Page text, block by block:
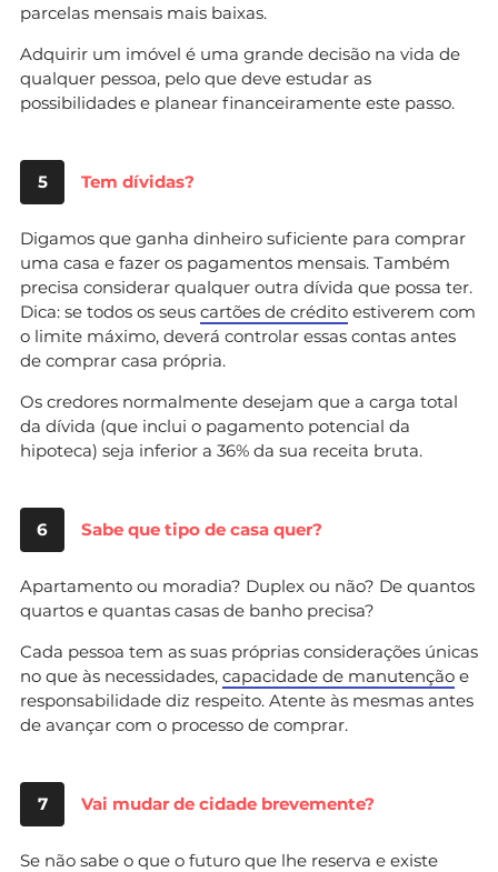
parcelas mensais mais baixas.
Adquirir um imóvel é uma grande decisão na vida de
qualquer pessoa, pelo que deve estudar as
possibilidades e planear financeiramente este passo.
5 Tem dívidas?
Digamos que ganha dinheiro suficiente para comprar
uma casa e fazer os pagamentos mensais. Também
precisa considerar qualquer outra dívida que possa ter.
Dica: se todos os seus cartões de crédito estiverem com
o limite máximo, deverá controlar essas contas antes
de comprar casa própria.
Os credores normalmente desejam que a carga total
da dívida (que inclui o pagamento potencial da
hipoteca) seja inferior a 36% da sua receita bruta.
6 Sabe que tipo de casa quer?
Apartamento ou moradia? Duplex ou não? De quantos
quartos e quantas casas de banho precisa?
Cada pessoa tem as suas próprias considerações únicas
no que às necessidades, capacidade de manutenção e
responsabilidade diz respeito. Atente às mesmas antes
de avançar com o processo de comprar.
7 Vai mudar de cidade brevemente?
Se não sabe o que o futuro que lhe reserva e existe